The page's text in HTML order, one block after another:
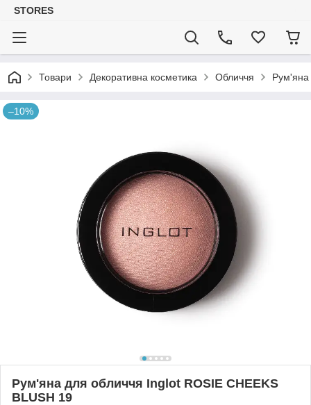
STORES
Товари Декоративна косметика Обличчя Рум'яна
–10%
Рум'яна для обличчя Inglot ROSIE CHEEKS
BLUSH 19